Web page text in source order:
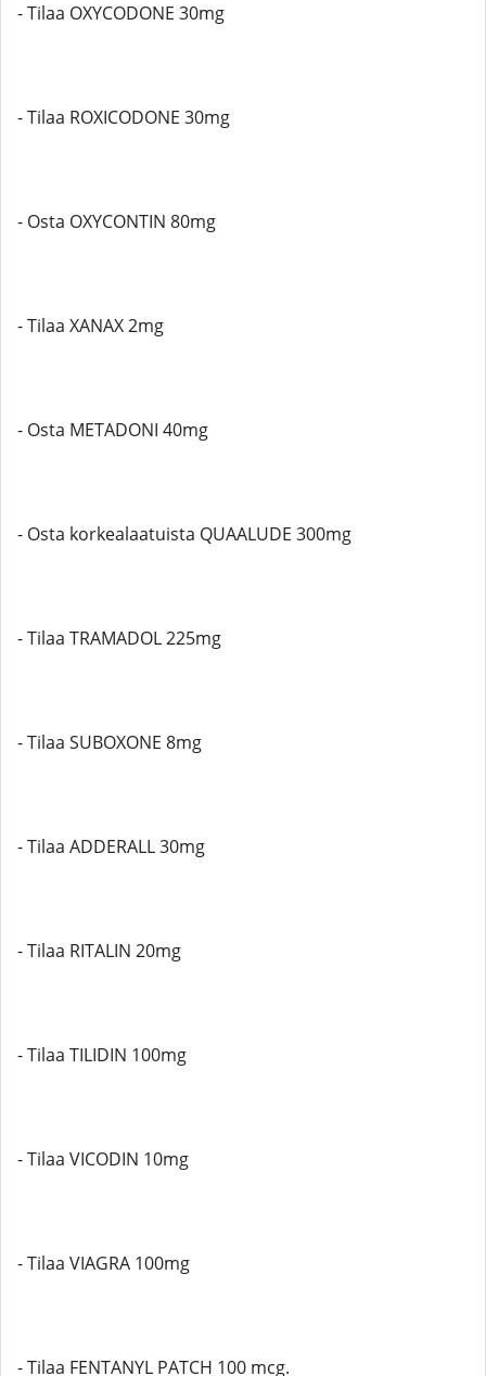
- Tilaa OXYCODONE 30mg
- Tilaa ROXICODONE 30mg
- Osta OXYCONTIN 80mg
- Tilaa XANAX 2mg
- Osta METADONI 40mg
- Osta korkealaatuista QUAALUDE 300mg
- Tilaa TRAMADOL 225mg
- Tilaa SUBOXONE 8mg
- Tilaa ADDERALL 30mg
- Tilaa RITALIN 20mg
- Tilaa TILIDIN 100mg
- Tilaa VICODIN 10mg
- Tilaa VIAGRA 100mg
- Tilaa FENTANYL PATCH 100 mcg.